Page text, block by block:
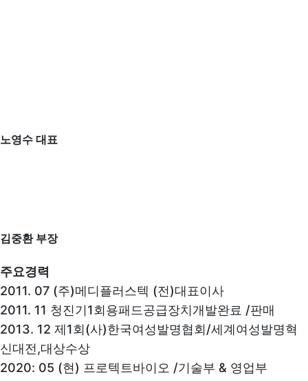
노영수 대표
김중환 부장
주요경력
2011. 07 (주)메디플러스텍 (전)대표이사
2011. 11 청진기1회용패드공급장치개발완료 /판매
2013. 12 제1회(사)한국여성발명협회/세계여성발명혁
신대전,대상수상
2020: 05 (현) 프로텍트바이오 /기술부 & 영업부